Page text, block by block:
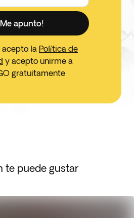
apunto!
acepto la Política de
y acepto unirme a
gratuitamente
te puede gustar